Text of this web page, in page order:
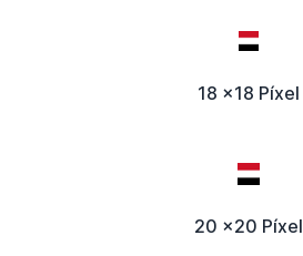
18 x18 Píxel
20 x20 Píxel